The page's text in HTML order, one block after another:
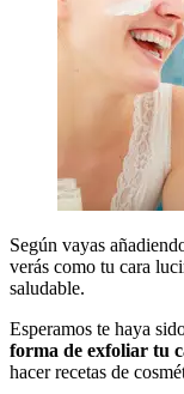
Según vayas
verás como tu cara
saludable.
Esperamos te haya
forma de exfoliar tu
hacer recetas de